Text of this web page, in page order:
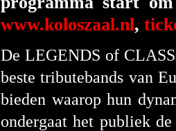
www.koloszaal.nl,
De LEGENDS of
beste tributebands van
bieden waarop hun
ondergaat het publiek